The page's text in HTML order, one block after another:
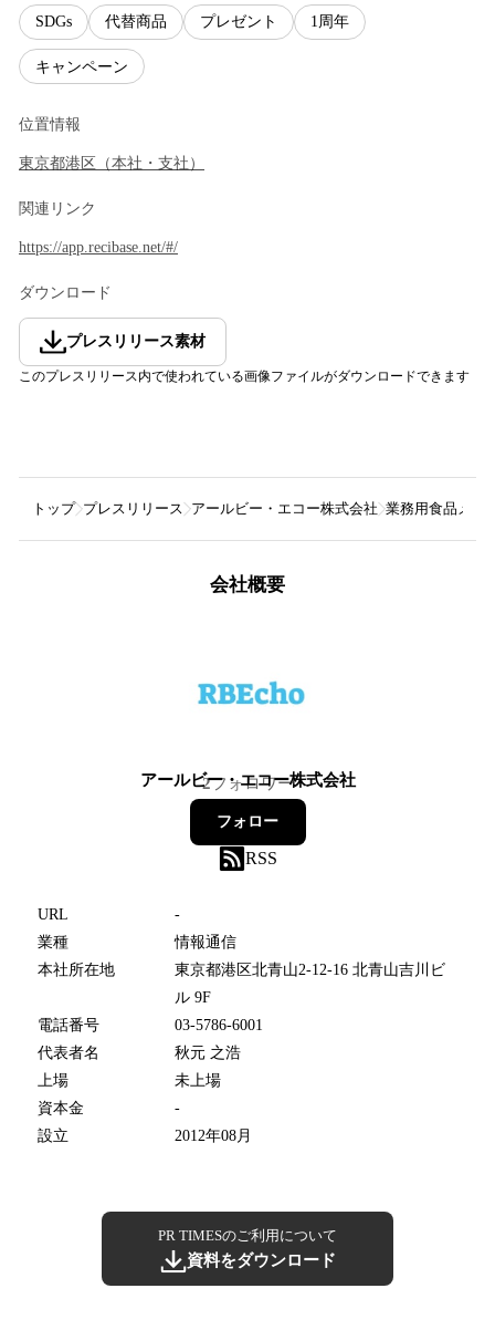
SDGs 代替商品 プレゼント 1周年
キャンペーン
位置情報
東京都港区 （本社・支社 ）
関連リンク
https://app.recibase.net/#/
ダウンロード
プレスリリース素材
このプレスリリース内で使われている画像ファイルがダウンロードできます
トップ プレスリリース アールビー・エコー株式会社 業務用食品メー
会社概要
アールビー・エコー株式会社
2フォロワー
フォロー
RSS
URL
-
業種
情報通信
本社所在地
東京都港区北青山2-12-16 北青山吉川ビ
ル 9F
電話番号
03-5786-6001
代表者名
秋元 之浩
上場
未上場
資本金
-
設立
2012年08月
PR TIMESのご利用について
資料をダウンロード